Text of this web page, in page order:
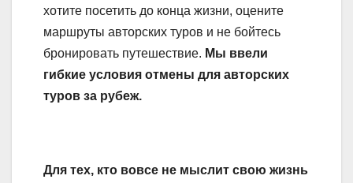
хотите посетить до конца жизни, оцените
маршруты авторских туров и не бойтесь
бронировать путешествие. Мы ввели
гибкие условия отмены для авторских
туров за рубеж.
Для тех, кто вовсе не мыслит свою жизнь